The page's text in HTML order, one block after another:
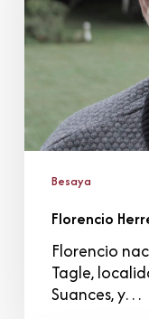
Besaya
Florencio
Florencio
Tagle,
Suances, y…